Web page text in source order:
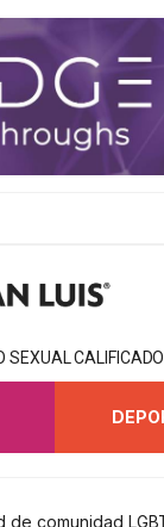
SEXUAL CALIFICADO
comunidad